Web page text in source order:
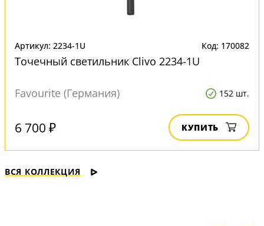
Артикул: 2234-1U Код: 170082
Точечный светильник Clivo 2234-1U
Favourite (Германия) 152 шт.
6 700 ₽ КУПИТЬ
ВСЯ КОЛЛЕКЦИЯ